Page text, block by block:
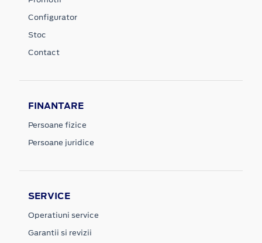
Configurator
Stoc
Contact
FINANTARE
Persoane fizice
Persoane juridice
SERVICE
Operatiuni service
Garantii si revizii